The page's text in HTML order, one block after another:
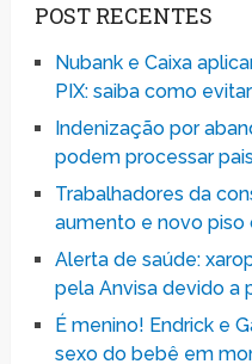
POST RECENTES
Nubank e Caixa
PIX: saiba como
Indenização por
podem processar
Trabalhadores da
aumento e novo piso
Alerta de saúde:
pela Anvisa devido a
É menino! Endrick e
sexo do bebê em